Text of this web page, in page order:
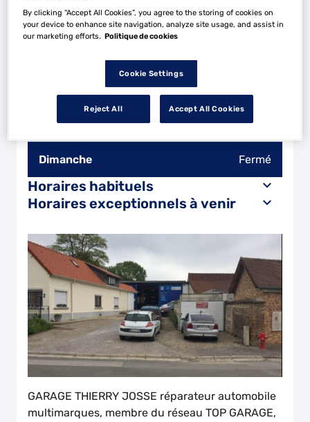
Mercredi 08:00 - 12:0014:00 - 18:00
08:00 - 12:00
Samedi Fermé
Dimanche Fermé
Horaires habituels
Horaires exceptionnels à venir
GARAGE THIERRY JOSSE réparateur automobile
multimarques, membre du réseau TOP GARAGE,
By clicking “Accept All Cookies”, you agree to the storing of cookies on
your device to enhance site navigation, analyze site usage, and assist in
our marketing efforts. Politique de cookies
Cookie Settings
Reject All Accept All Cookies